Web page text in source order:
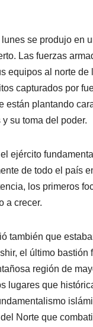
se produjo en
Las fuerzas
equipos al norte de
capturados por
están plantando
su toma del poder.
ejército
de todo el país
los primeros
a crecer.
también que
el último bastión
región de
lugares que
Norte que